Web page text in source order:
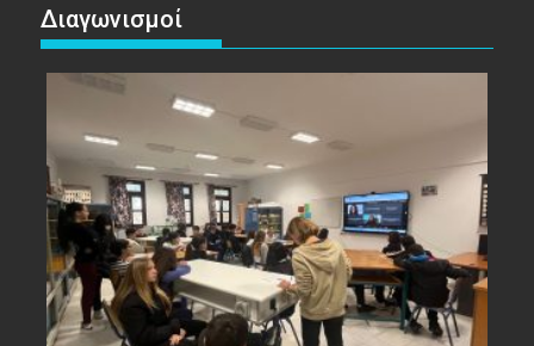
Διαγωνισμοί